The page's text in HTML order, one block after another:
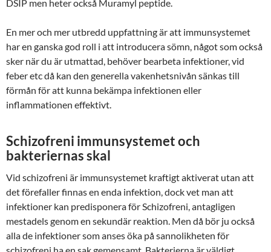
DSIP men heter också Muramyl peptide.
En mer och mer utbredd uppfattning är att immunsystemet
har en ganska god roll i att introducera sömn, något som också
sker när du är utmattad, behöver bearbeta infektioner, vid
feber etc då kan den generella vakenhetsnivån sänkas till
förmån för att kunna bekämpa infektionen eller
inflammationen effektivt.
Schizofreni immunsystemet och
bakteriernas skal
Vid schizofreni är immunsystemet kraftigt aktiverat utan att
det förefaller finnas en enda infektion, dock vet man att
infektioner kan predisponera för Schizofreni, antagligen
mestadels genom en sekundär reaktion. Men då bör ju också
alla de infektioner som anses öka på sannolikheten för